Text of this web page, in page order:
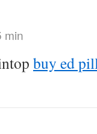
min
buy ed